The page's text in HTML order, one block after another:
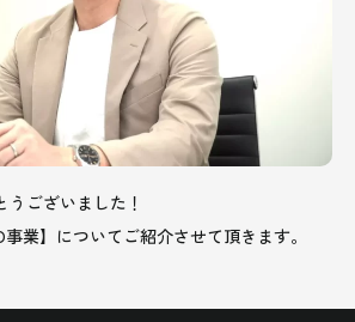
ございました！
業】についてご紹介させて頂きます。